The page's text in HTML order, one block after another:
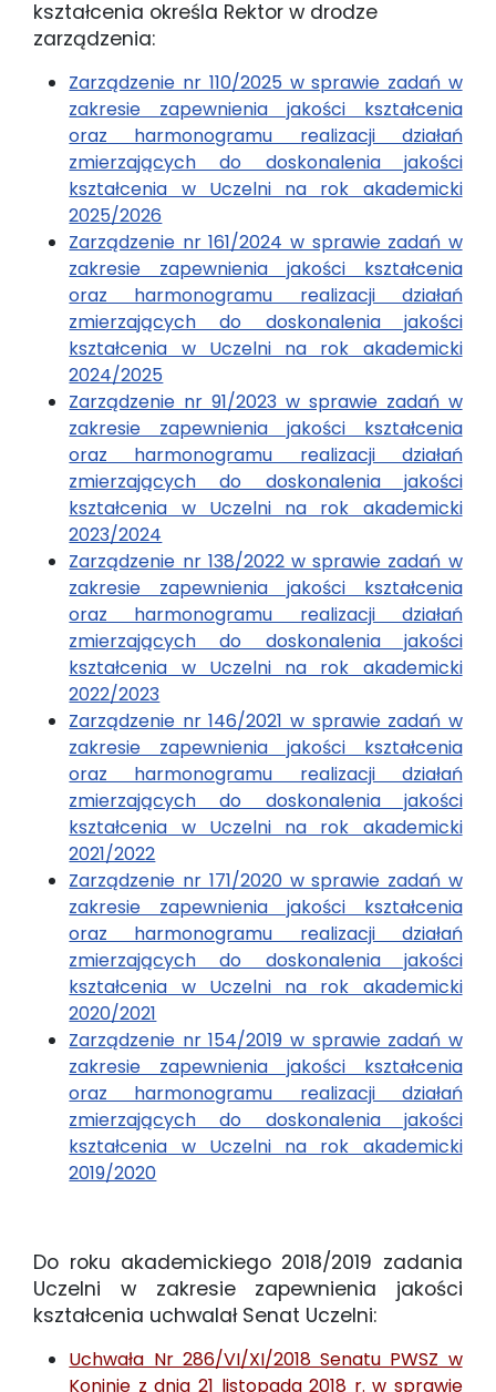
kształcenia określa Rektor w drodze
zarządzenia:
Zarządzenie nr 110/2025 w sprawie zadań w
zakresie zapewnienia jakości kształcenia
oraz harmonogramu realizacji działań
zmierzających do doskonalenia jakości
kształcenia w Uczelni na rok akademicki
2025/2026
Zarządzenie nr 161/2024 w sprawie zadań w
zakresie zapewnienia jakości kształcenia
oraz harmonogramu realizacji działań
zmierzających do doskonalenia jakości
kształcenia w Uczelni na rok akademicki
2024/2025
Zarządzenie nr 91/2023 w sprawie zadań w
zakresie zapewnienia jakości kształcenia
oraz harmonogramu realizacji działań
zmierzających do doskonalenia jakości
kształcenia w Uczelni na rok akademicki
2023/2024
Zarządzenie nr 138/2022 w sprawie zadań w
zakresie zapewnienia jakości kształcenia
oraz harmonogramu realizacji działań
zmierzających do doskonalenia jakości
kształcenia w Uczelni na rok akademicki
2022/2023
Zarządzenie nr 146/2021 w sprawie zadań w
zakresie zapewnienia jakości kształcenia
oraz harmonogramu realizacji działań
zmierzających do doskonalenia jakości
kształcenia w Uczelni na rok akademicki
2021/2022
Zarządzenie nr 171/2020 w sprawie zadań w
zakresie zapewnienia jakości kształcenia
oraz harmonogramu realizacji działań
zmierzających do doskonalenia jakości
kształcenia w Uczelni na rok akademicki
2020/2021
Zarządzenie nr 154/2019 w sprawie zadań w
zakresie zapewnienia jakości kształcenia
oraz harmonogramu realizacji działań
zmierzających do doskonalenia jakości
kształcenia w Uczelni na rok akademicki
2019/2020
Do roku akademickiego 2018/2019 zadania
Uczelni w zakresie zapewnienia jakości
kształcenia uchwalał Senat Uczelni:
Uchwała Nr 286/VI/XI/2018 Senatu PWSZ w
Koninie z dnia 21 listopada 2018 r. w sprawie